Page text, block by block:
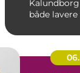
både